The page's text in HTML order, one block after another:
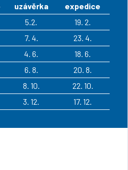
uzávěrka
expedice
5.2.
19. 2.
7. 4.
23. 4.
4. 6.
18. 6.
6. 8.
20. 8.
8. 10.
22. 10.
3. 12. 17. 12.